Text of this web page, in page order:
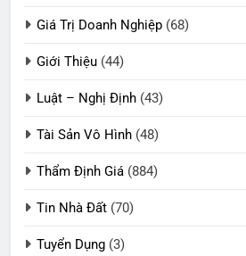
Giá Trị Doanh Nghiệp (68)
Giới Thiệu (44)
Luật – Nghị Định (43)
Tài Sản Vô Hình (48)
Thẩm Định Giá (884)
Tin Nhà Đất (70)
Tuyển Dụng (3)